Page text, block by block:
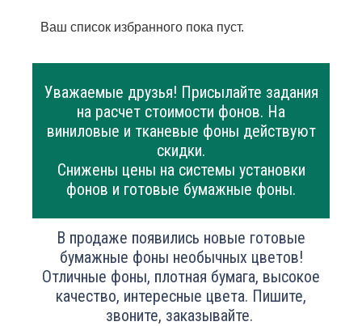
Ваш список избранного пока пуст.
Уважаемые друзья! Присылайте задания
на расчет стоимости фонов. На
виниловые и тканевые фоны действуют
скидки.
Снижены цены на системы установки
фонов и готовые бумажные фоны.
В продаже появились новые готовые
бумажные фоны необычных цветов!
Отличные фоны, плотная бумага, высокое
качество, интересные цвета. Пишите,
звоните, заказывайте.